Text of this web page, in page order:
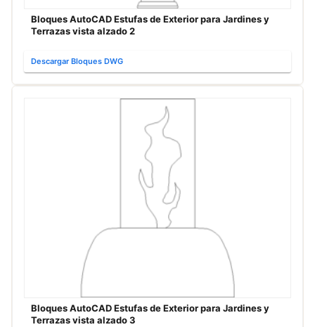
Bloques AutoCAD Estufas de Exterior para Jardines y
Terrazas vista alzado 2
Descargar Bloques DWG
Bloques AutoCAD Estufas de Exterior para Jardines y
Terrazas vista alzado 3